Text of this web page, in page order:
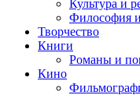
Культура и
Философия
Творчество
Книги
Романы и
Кино